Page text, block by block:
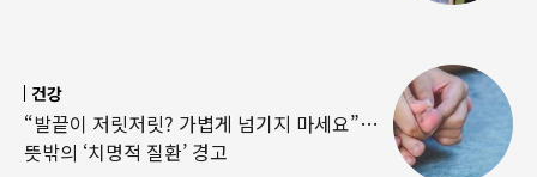
건강
“발끝이 저릿저릿? 가볍게 넘기지 마세요”…
뜻밖의 ‘치명적 질환’ 경고